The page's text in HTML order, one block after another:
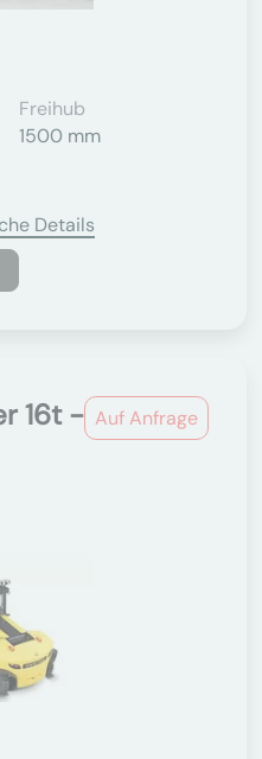
Freihub
1500 mm
Details
Auf Anfrage
16t -